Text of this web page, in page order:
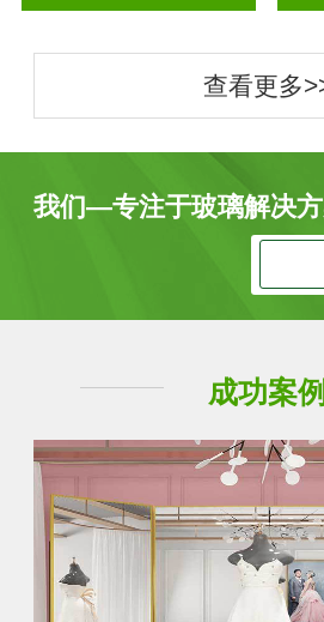
查看更多
我们—专注于玻璃解决
成功案例